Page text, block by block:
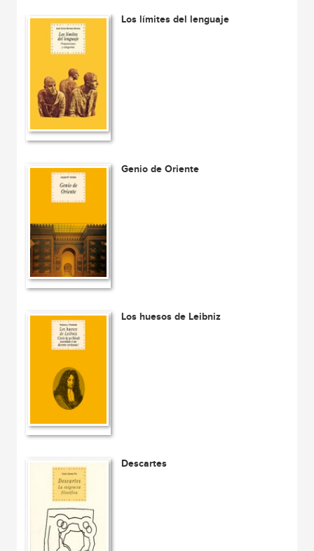
Los límites del lenguaje
Genio de Oriente
Los huesos de Leibniz
Descartes